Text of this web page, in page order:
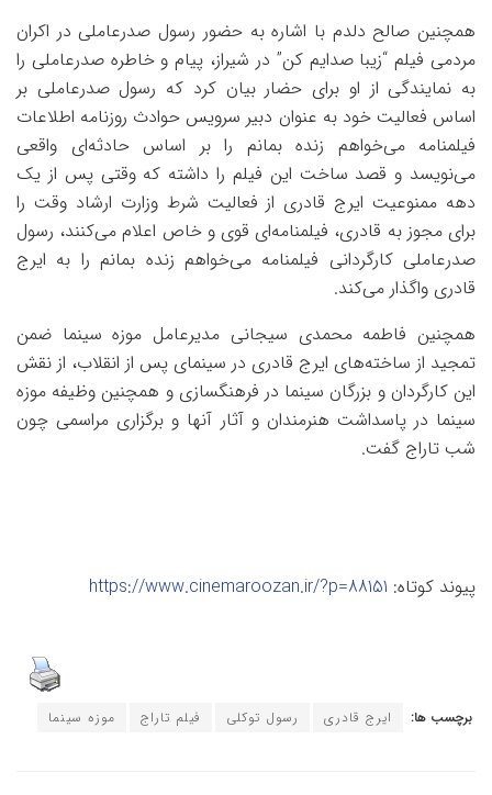
همچنین صالح دلدم با اشاره به حضور رسول صدرعاملی در اکران
مردمی فیلم “زیبا صدایم کن” در شیراز، پیام و خاطره صدرعاملی را
به نمایندگی از او برای حضار بیان کرد که رسول صدرعاملی بر
اساس فعالیت خود به عنوان دبیر سرویس حوادث روزنامه اطلاعات
فیلمنامه می‌خواهم زنده بمانم را بر اساس حادثه‌ای واقعی
می‌نویسد و قصد ساخت این فیلم را داشته که وقتی پس از یک
دهه ممنوعیت ایرج قادری از فعالیت شرط وزارت ارشاد وقت را
برای مجوز به قادری، فیلمنامه‌ای قوی و خاص اعلام می‌کنند، رسول
صدرعاملی کارگردانی فیلمنامه می‌خواهم زنده بمانم را به ایرج
قادری واگذار می‌کند.
همچنین فاطمه محمدی سیجانی مدیرعامل موزه سینما ضمن
تمجید از ساخته‌های ایرج قادری در سینمای پس از انقلاب، از نقش
این کارگردان و بزرگان سینما در فرهنگسازی و همچنین وظیفه موزه
سینما در پاسداشت هنرمندان و آثار آنها و برگزاری مراسمی چون
شب تاراج گفت.
پیوند کوتاه: https://www.cinemaroozan.ir/?p=88151
برچسب ها: ایرج قادری رسول توکلی فیلم تاراج موزه سینما